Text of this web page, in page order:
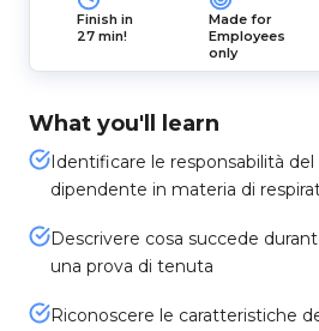
Finish in
27 min!
Made for
Employees
only
What you'll learn
Identificare le responsabilità
dipendente in materia di
Descrivere cosa succede
una prova di tenuta
Riconoscere le caratteristiche